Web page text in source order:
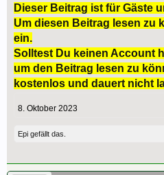
Dieser Beitrag ist für Gäste
Um diesen Beitrag lesen zu
ein.
Solltest Du keinen Account
um den Beitrag lesen zu
kostenlos und dauert nicht
8. Oktober 2023
Epi gefällt das.